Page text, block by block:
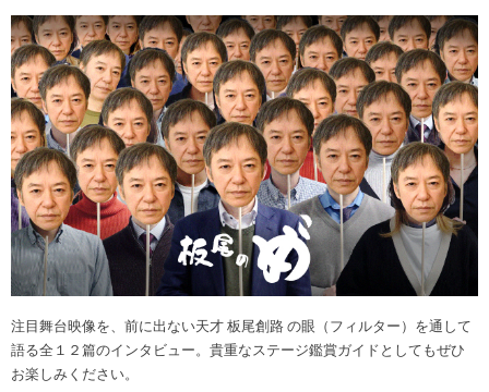
注目舞台映像を、前に出ない天才 板尾創路 の眼（フィルター）を通して
語る全１２篇のインタビュー。貴重なステージ鑑賞ガイドとしてもぜひ
お楽しみください。